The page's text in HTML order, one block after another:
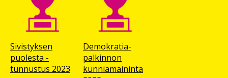
Sivistyksen
puolesta -
tunnustus 2023
Demokratia-
palkinnon
kunnia­maininta